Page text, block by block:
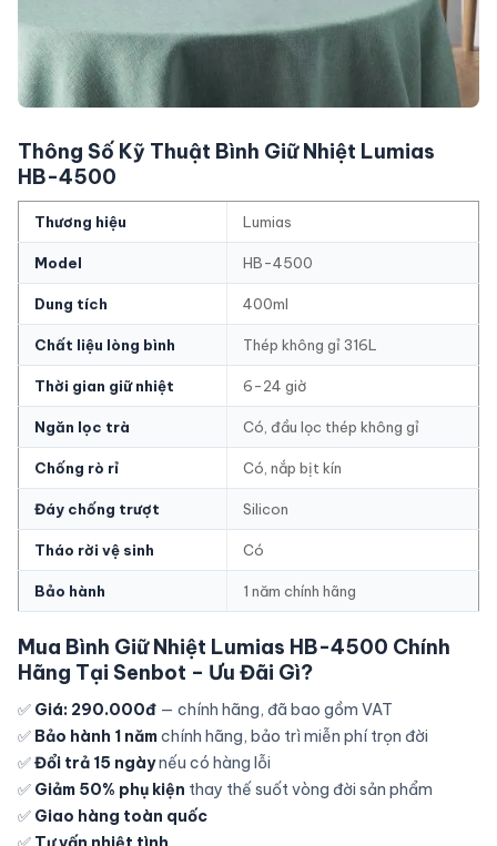
Thông Số Kỹ Thuật Bình Giữ Nhiệt Lumias
HB-4500
Thương hiệu Lumias
Model HB-4500
Dung tích 400ml
Chất liệu lòng bình Thép không gỉ 316L
Thời gian giữ nhiệt 6-24 giờ
Ngăn lọc trà Có, đầu lọc thép không gỉ
Chống rò rỉ Có, nắp bịt kín
Đáy chống trượt Silicon
Tháo rời vệ sinh Có
Bảo hành 1 năm chính hãng
Mua Bình Giữ Nhiệt Lumias HB-4500 Chính
Hãng Tại Senbot – Ưu Đãi Gì?
✅ Giá: 290.000đ — chính hãng, đã bao gồm VAT
✅ Bảo hành 1 nămchính hãng, bảo trì miễn phí trọn đời
✅Đổi trả 15 ngàynếu có hàng lỗi
✅ Giảm 50% phụ kiện thay thế suốt vòng đời sản phẩm
✅ Giao hàng toàn quốc